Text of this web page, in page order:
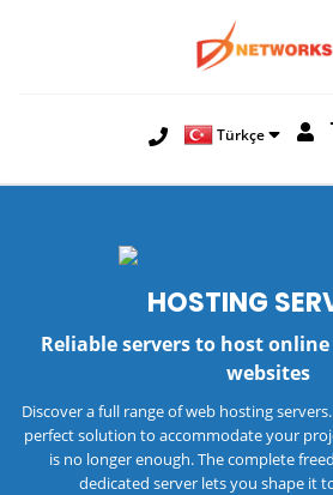
Türkçe
HOSTING
Reliable servers to host
websites
Discover a full range of web hosting
perfect solution to accommodate your
is no longer enough. The complete
dedicated server lets you shape it